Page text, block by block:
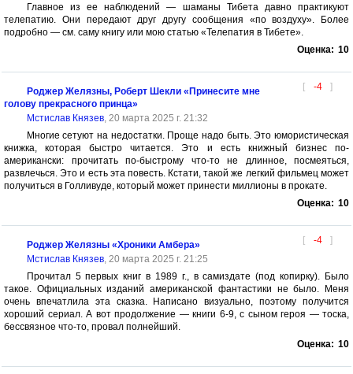
Главное из ее наблюдений — шаманы Тибета давно практикуют
телепатию. Они передают друг другу сообщения «по воздуху». Более
подробно — см. саму книгу или мою статью «Телепатия в Тибете».
Оценка: 10
[ -4 ]
Роджер Желязны, Роберт Шекли «Принесите мне
голову прекрасного принца»
Мстислав Князев, 20 марта 2025 г. 21:32
Многие сетуют на недостатки. Проще надо быть. Это юмористическая
книжка, которая быстро читается. Это и есть книжный бизнес по-
американски: прочитать по-быстрому что-то не длинное, посмеяться,
развлечься. Это и есть эта повесть. Кстати, такой же легкий фильмец может
получиться в Голливуде, который может принести миллионы в прокате.
Оценка: 10
[ -4 ]
Роджер Желязны «Хроники Амбера»
Мстислав Князев, 20 марта 2025 г. 21:25
Прочитал 5 первых книг в 1989 г., в самиздате (под копирку). Было
такое. Официальных изданий американской фантастики не было. Меня
очень впечатлила эта сказка. Написано визуально, поэтому получится
хороший сериал. А вот продолжение — книги 6-9, с сыном героя — тоска,
бессвязное что-то, провал полнейший.
Оценка: 10